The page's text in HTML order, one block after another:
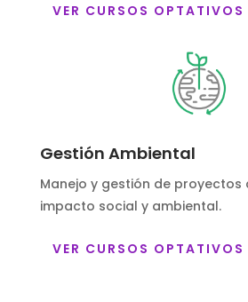
VER CURSOS OPTATIVOS
Gestión Ambiental
Manejo y gestión de proyectos
impacto social y ambiental.
VER CURSOS OPTATIVOS